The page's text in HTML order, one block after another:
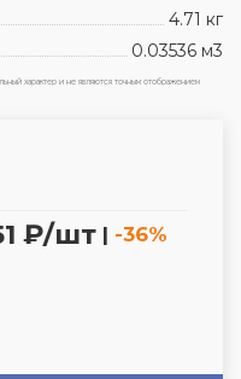
4.71 кг
0.03536 м3
характер и не являются точным отображением
₽/шт | -36%